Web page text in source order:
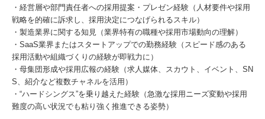
・経営層や部門責任者への採用提案・プレゼン経験（人材要件や採用
戦略を的確に訴求し、採用決定につなげられるスキル）
・製造業界に関する知見（業界特有の職種や採用市場動向の理解）
・SaaS業界またはスタートアップでの勤務経験（スピード感のある
採用活動や組織づくりの経験が即戦力に）
・母集団形成や採用広報の経験（求人媒体、スカウト、イベント、SN
S、紹介など複数チャネルを活用）
・“ハードシングス”を乗り越えた経験（急激な採用ニーズ変動や採用
難度の高い状況でも粘り強く推進できる姿勢）